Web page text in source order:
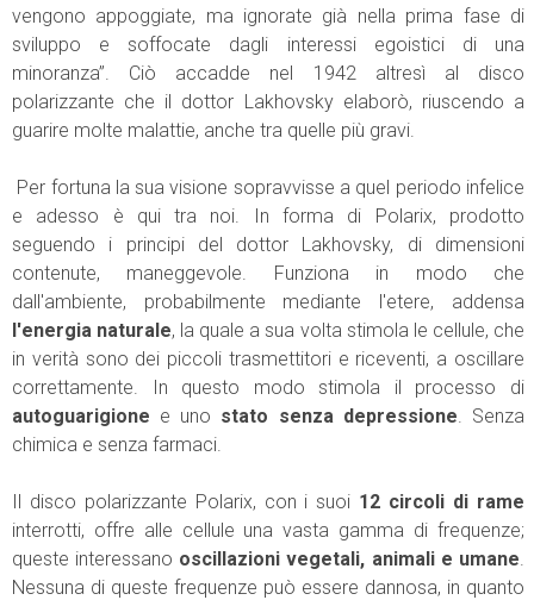
vengono appoggiate, ma ignorate già nella prima fase di
sviluppo e soffocate dagli interessi egoistici di una
minoranza”. Ciò accadde nel 1942 altresì al disco
polarizzante che il dottor Lakhovsky elaborò, riuscendo a
guarire molte malattie, anche tra quelle più gravi.
Per fortuna la sua visione sopravvisse a quel periodo infelice
e adesso è qui tra noi. In forma di Polarix, prodotto
seguendo i principi del dottor Lakhovsky, di dimensioni
contenute, maneggevole. Funziona in modo che
dall'ambiente, probabilmente mediante l'etere, addensa
l'energia naturale, la quale a sua volta stimola le cellule, che
in verità sono dei piccoli trasmettitori e riceventi, a oscillare
correttamente. In questo modo stimola il processo di
autoguarigione e uno stato senza depressione. Senza
chimica e senza farmaci.
Il disco polarizzante Polarix, con i suoi 12 circoli di rame
interrotti, offre alle cellule una vasta gamma di frequenze;
queste interessano oscillazioni vegetali, animali e umane.
Nessuna di queste frequenze può essere dannosa, in quanto